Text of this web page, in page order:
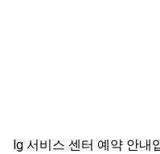
lg 서비스 센터 예약 안내